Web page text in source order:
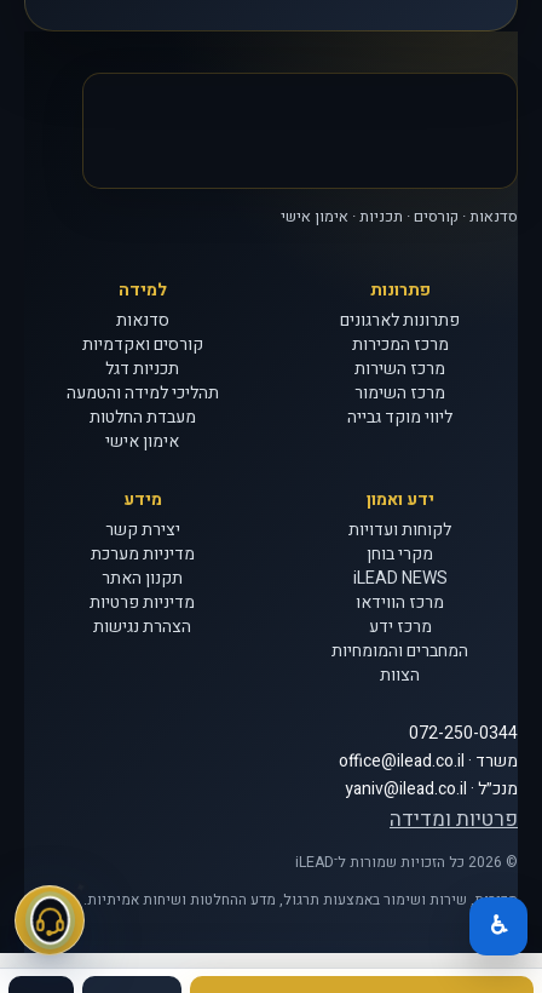
סדנאות · קורסים · תכניות · אימון אישי
פתרונות
פתרונות לארגונים
מרכז המכירות
מרכז השירות
מרכז השימור
ליווי מוקד גבייה
למידה
סדנאות
קורסים ואקדמיות
תכניות דגל
תהליכי למידה והטמעה
מעבדת החלטות
אימון אישי
ידע ואמון
לקוחות ועדויות
מקרי בוחן
iLEAD NEWS
מרכז הווידאו
מרכז ידע
המחברים והמומחיות
הצוות
מידע
יצירת קשר
מדיניות מערכת
תקנון האתר
מדיניות פרטיות
הצהרת נגישות
072-250-0344
משרד · office@ilead.co.il
מנכ״ל · yaniv@ilead.co.il
פרטיות ומדידה
© 2026 כל הזכויות שמורות ל־iLEAD
מכירות, שירות ושימור באמצעות תרגול, מדע ההחלטות ושיחות אמיתיות.
♿